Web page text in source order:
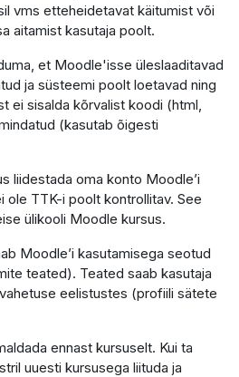
vms etteheidetavat käitumist või
aitamist kasutaja poolt.
et Moodle'isse üleslaaditavad
ja süsteemi poolt loetavad ning
ei sisalda kõrvalist koodi (html,
(kasutab õigesti
liidestada oma konto Moodle’i
ole TTK-i poolt kontrollitav. See
ülikooli Moodle kursus.
Moodle’i kasutamisega seotud
teated). Teated saab kasutaja
eelistustes (profiili sätete
ennast kursuselt. Kui ta
uuesti kursusega liituda ja